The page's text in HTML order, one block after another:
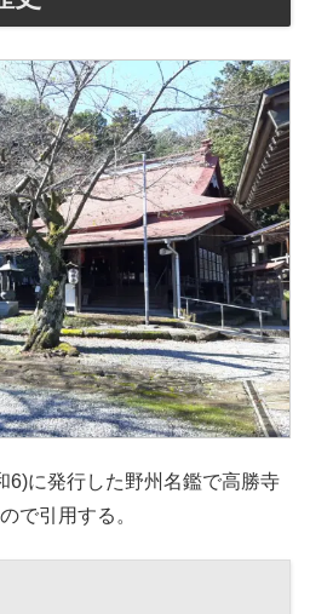
6)に発行した野州名鑑で高勝寺
で引用する。